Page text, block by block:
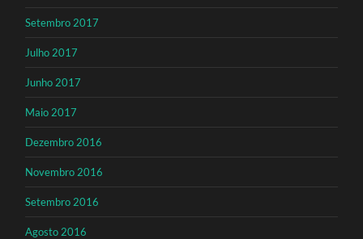
Setembro 2017
Julho 2017
Junho 2017
Maio 2017
Dezembro 2016
Novembro 2016
Setembro 2016
Agosto 2016